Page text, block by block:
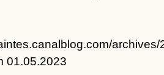
01.05.2023